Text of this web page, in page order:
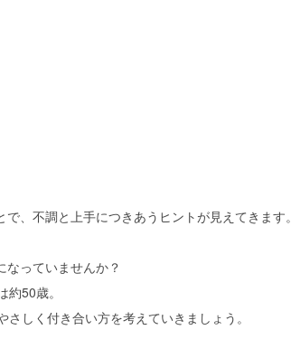
、不調と上手につきあうヒントが見えてきます。
なっていませんか？
50歳。
しく付き合い方を考えていきましょう。